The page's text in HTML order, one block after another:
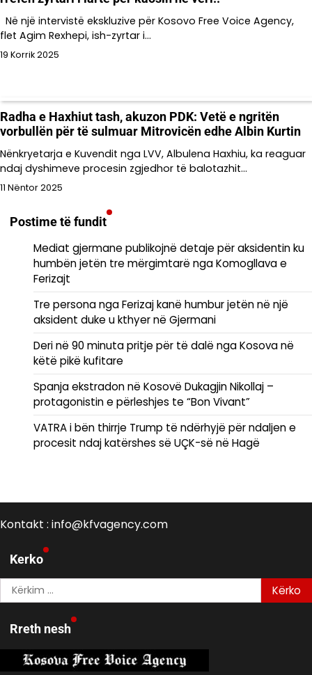
Në një intervistë ekskluzive për Kosovo Free Voice Agency,
flet Agim Rexhepi, ish-zyrtar i…
19 Korrik 2025
Radha e Haxhiut tash, akuzon PDK: Vetë e ngritën
vorbullën për të sulmuar Mitrovicën edhe Albin Kurtin
Nënkryetarja e Kuvendit nga LVV, Albulena Haxhiu, ka reaguar
ndaj dyshimeve procesin zgjedhor të balotazhit…
11 Nëntor 2025
Postime të fundit
Mediat gjermane publikojnë detaje për aksidentin ku
humbën jetën tre mërgimtarë nga Komogllava e
Ferizajt
Tre persona nga Ferizaj kanë humbur jetën në një
aksident duke u kthyer në Gjermani
Deri në 90 minuta pritje për të dalë nga Kosova në
këtë pikë kufitare
Spanja ekstradon në Kosovë Dukagjin Nikollaj –
protagonistin e përleshjes te “Bon Vivant”
VATRA i bën thirrje Trump të ndërhyjë për ndaljen e
procesit ndaj katërshes së UÇK-së në Hagë
Kontakt : info@kfvagency.com
Kerko
Kërko
për:
Rreth nesh